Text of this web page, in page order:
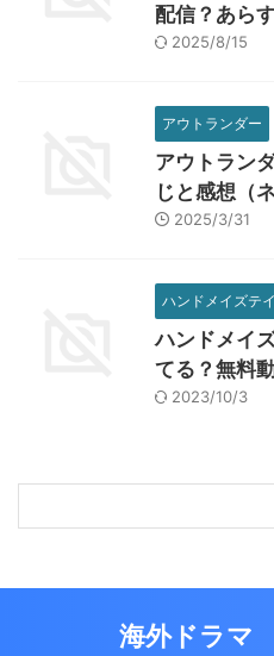
配信？あら
2025/8/15
アウトランダー
アウトラン
じと感想（
2025/3/31
ハンドメイズテ
ハンドメイ
てる？無料
2023/10/3
海外ドラマ